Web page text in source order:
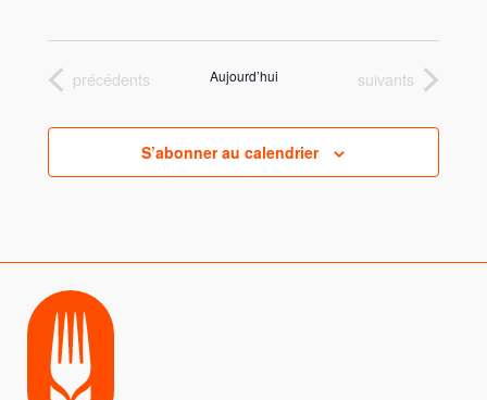
Évènements
précédents Aujourd’hui Évènements
suivants
S’abonner au calendrier